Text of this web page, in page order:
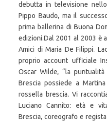
debutta in televisione
Pippo Baudo, ma il
prima ballerina di Buona
edizioni.Dal 2001 al 2003 è
Amici di Maria De Filippi.
proprio account ufficiale
Oscar Wilde, “la
Brescia possiede a
rossella brescia. Vi
Luciano Cannito: età e
Brescia, coreografo e